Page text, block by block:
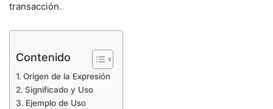
transacción.
Contenido
Origen de la Expresión
Significado y Uso
Ejemplo de Uso